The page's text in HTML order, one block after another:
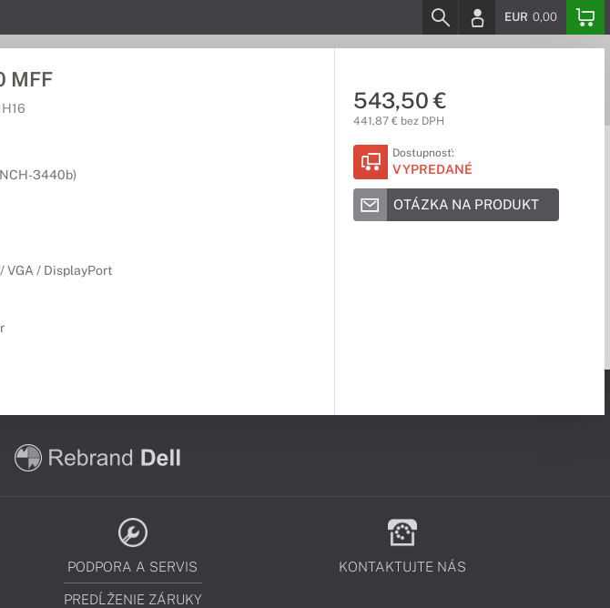
EUR 0,00
MFF
3440b)
VGA / DisplayPort
543,50 €
441,87 € bez DPH
Dostupnosť:
VYPREDANÉ
OTÁZKA NA PRODUKT
PODPORA A SERVIS
PREDĹŽENIE ZÁRUKY
KONTAKTUJTE NÁS